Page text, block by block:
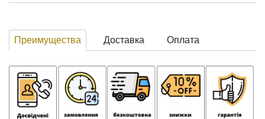
Преимущества Доставка Оплата